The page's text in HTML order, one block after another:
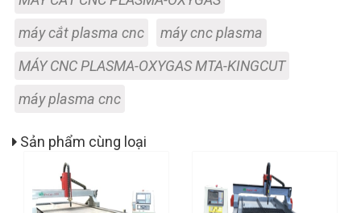
máy cắt plasma cnc
máy cnc plasma
MÁY CNC PLASMA-OXYGAS MTA-KINGCUT
máy plasma cnc
Sản phẩm cùng loại